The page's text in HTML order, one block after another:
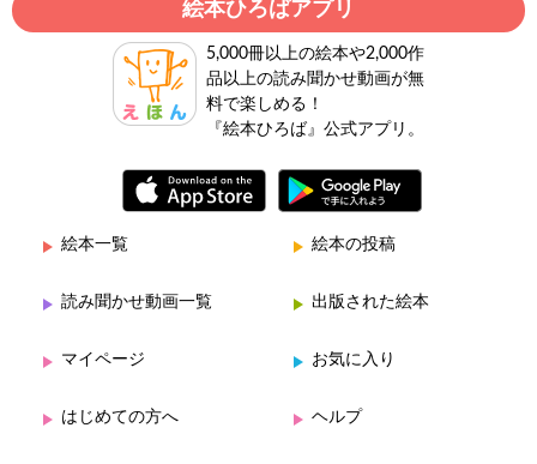
絵本ひろばアプリ
5,000冊以上の絵本や2,000作
品以上の読み聞かせ動画が無
料で楽しめる！
『絵本ひろば』公式アプリ。
絵本一覧 絵本の投稿
読み聞かせ動画一覧 出版された絵本
マイページ お気に入り
はじめての方へ ヘルプ